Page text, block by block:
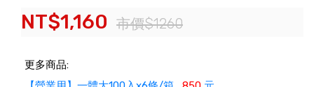
NT$1,160 市價$1260
更多商品: